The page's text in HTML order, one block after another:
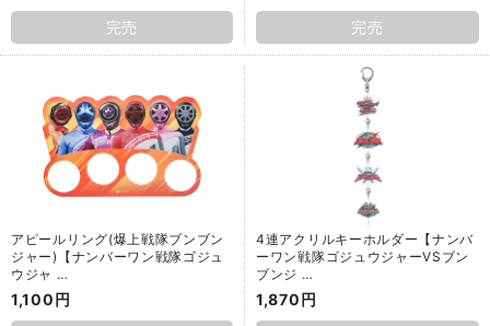
完売
完売
アピールリング(爆上戦隊ブンブン
ジャー)【ナンバーワン戦隊ゴジュ
ウジャ …
1,100円
4連アクリルキーホルダー【ナンバ
ーワン戦隊ゴジュウジャーVSブン
ブンジ …
1,870円